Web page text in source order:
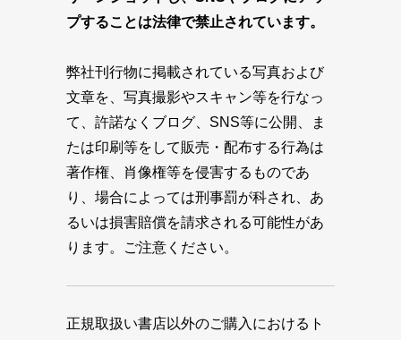
プすることは法律で禁止されています。
弊社刊行物に掲載されている写真および
文章を、写真撮影やスキャン等を行なっ
て、許諾なくブログ、SNS等に公開、ま
たは印刷等をして販売・配布する行為は
著作権、肖像権等を侵害するものであ
り、場合によっては刑事罰が科され、あ
るいは損害賠償を請求される可能性があ
ります。ご注意ください。
正規取扱い書店以外のご購入におけるト